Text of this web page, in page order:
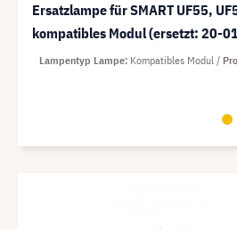
Ersatzlampe für SMART UF55,
kompatibles Modul (ersetzt: 20-
Lampentyp Lampe Kompatibles Modul